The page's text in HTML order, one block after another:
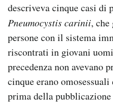
descriveva cinque casi di
Pneumocystis carinii,
persone con il sistema
riscontrati in giovani
precedenza non avevano
cinque erano
prima della